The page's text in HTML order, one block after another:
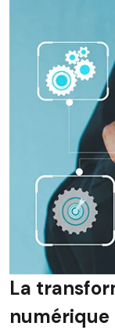
La
numérique